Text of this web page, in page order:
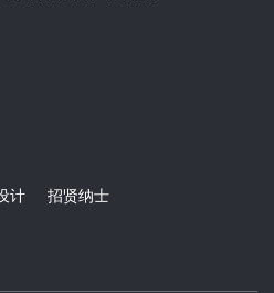
计 招贤纳士